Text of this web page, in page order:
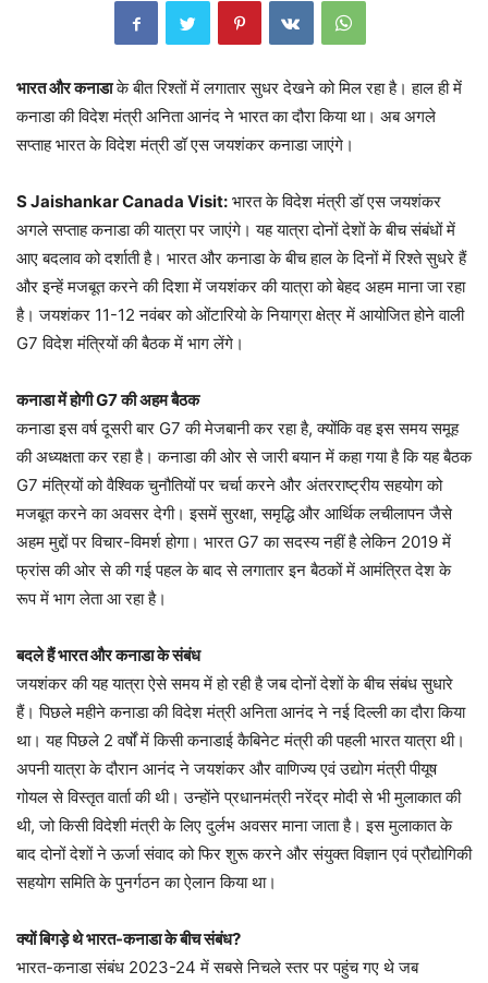
भारत और कनाडाके बीत रिश्तों में लगातार सुधर देखने को मिल रहा है। हाल ही में
कनाडा की विदेश मंत्री अनिता आनंद ने भारत का दौरा किया था। अब अगले
सप्ताह भारत के विदेश मंत्री डॉ एस जयशंकर कनाडा जाएंगे।
S Jaishankar Canada Visit: भारत के विदेश मंत्री डॉ एस जयशंकर
अगले सप्ताह कनाडा की यात्रा पर जाएंगे। यह यात्रा दोनों देशों के बीच संबंधों में
आए बदलाव को दर्शाती है। भारत और कनाडा के बीच हाल के दिनों में रिश्ते सुधरे हैं
और इन्हें मजबूत करने की दिशा में जयशंकर की यात्रा को बेहद अहम माना जा रहा
है। जयशंकर 11-12 नवंबर को ओंटारियो के नियाग्रा क्षेत्र में आयोजित होने वाली
G7 विदेश मंत्रियों की बैठक में भाग लेंगे।
कनाडा में होगी G7 की अहम बैठक
कनाडा इस वर्ष दूसरी बार G7 की मेजबानी कर रहा है, क्योंकि वह इस समय समूह
की अध्यक्षता कर रहा है। कनाडा की ओर से जारी बयान में कहा गया है कि यह बैठक
G7 मंत्रियों को वैश्विक चुनौतियों पर चर्चा करने और अंतरराष्ट्रीय सहयोग को
मजबूत करने का अवसर देगी। इसमें सुरक्षा, समृद्धि और आर्थिक लचीलापन जैसे
अहम मुद्दों पर विचार-विमर्श होगा। भारत G7 का सदस्य नहीं है लेकिन 2019 में
फ्रांस की ओर से की गई पहल के बाद से लगातार इन बैठकों में आमंत्रित देश के
रूप में भाग लेता आ रहा है।
बदले हैं भारत और कनाडा के संबंध
जयशंकर की यह यात्रा ऐसे समय में हो रही है जब दोनों देशों के बीच संबंध सुधारे
हैं। पिछले महीने कनाडा की विदेश मंत्री अनिता आनंद ने नई दिल्ली का दौरा किया
था। यह पिछले 2 वर्षों में किसी कनाडाई कैबिनेट मंत्री की पहली भारत यात्रा थी।
अपनी यात्रा के दौरान आनंद ने जयशंकर और वाणिज्य एवं उद्योग मंत्री पीयूष
गोयल से विस्तृत वार्ता की थी। उन्होंने प्रधानमंत्री नरेंद्र मोदी से भी मुलाकात की
थी, जो किसी विदेशी मंत्री के लिए दुर्लभ अवसर माना जाता है। इस मुलाकात के
बाद दोनों देशों ने ऊर्जा संवाद को फिर शुरू करने और संयुक्त विज्ञान एवं प्रौद्योगिकी
सहयोग समिति के पुनर्गठन का ऐलान किया था।
क्यों बिगड़े थे भारत-कनाडा के बीच संबंध?
भारत-कनाडा संबंध 2023-24 में सबसे निचले स्तर पर पहुंच गए थे जब